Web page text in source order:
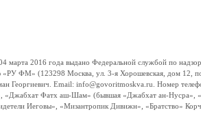
2016 года выдано Федеральной службой по
«РУ ФМ» (123298 Москва, ул. 3-я Хорошевская, дом 12,
Георгиевич. Email: info@govoritmoskva.ru. Номер
«Джабхат Фатх аш-Шам» (бывшая «Джабхат ан-Нусра»,
Иеговы», «Мизантропик Дивижн», «Братство»